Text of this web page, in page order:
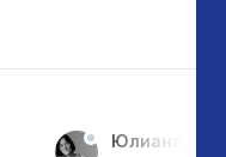
Юлиана Нам